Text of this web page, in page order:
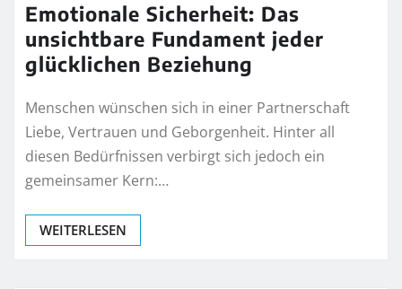
Emotionale Sicherheit: Das
unsichtbare Fundament jeder
glücklichen Beziehung
Menschen wünschen sich in einer Partnerschaft
Liebe, Vertrauen und Geborgenheit. Hinter all
diesen Bedürfnissen verbirgt sich jedoch ein
gemeinsamer Kern:…
WEITERLESEN